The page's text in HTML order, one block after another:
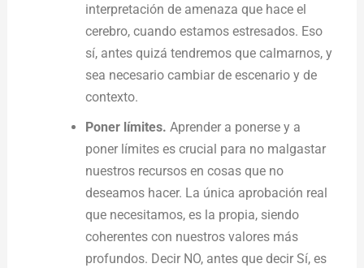
interpretación de amenaza que hace el
cerebro, cuando estamos estresados. Eso
sí, antes quizá tendremos que calmarnos, y
sea necesario cambiar de escenario y de
contexto.
Poner límites. Aprender a ponerse y a
poner límites es crucial para no malgastar
nuestros recursos en cosas que no
deseamos hacer. La única aprobación real
que necesitamos, es la propia, siendo
coherentes con nuestros valores más
profundos. Decir NO, antes que decir Sí, es